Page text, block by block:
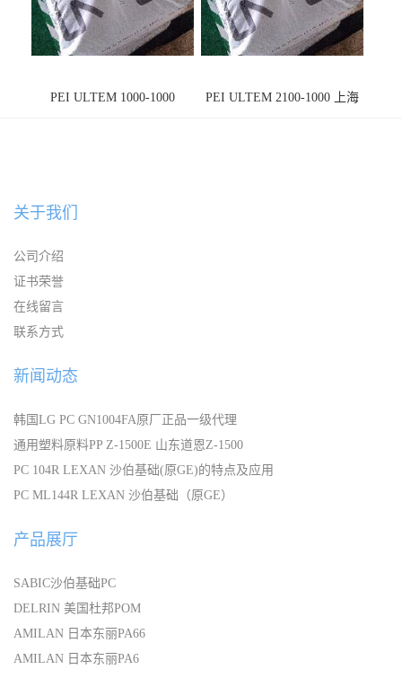
PEI ULTEM 1000-1000
PEI ULTEM 2100-1000 上海
关于我们
公司介绍
证书荣誉
在线留言
联系方式
新闻动态
韩国LG PC GN1004FA原厂正品一级代理
通用塑料原料PP Z-1500E 山东道恩Z-1500
PC 104R LEXAN 沙伯基础(原GE)的特点及应用
PC ML144R LEXAN 沙伯基础（原GE）
产品展厅
SABIC沙伯基础PC
DELRIN 美国杜邦POM
AMILAN 日本东丽PA66
AMILAN 日本东丽PA6